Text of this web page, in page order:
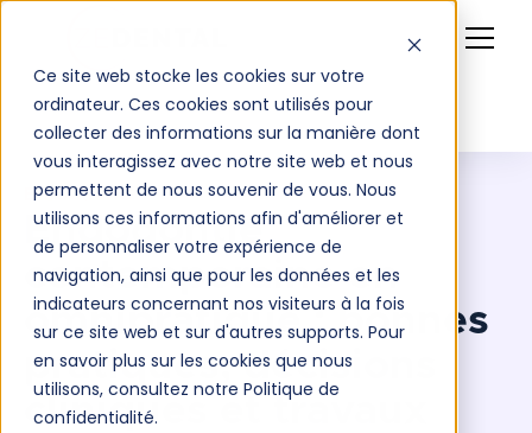
Ce site web stocke les cookies sur votre
ordinateur. Ces cookies sont utilisés pour
collecter des informations sur la manière dont
vous interagissez avec notre site web et nous
permettent de nous souvenir de vous. Nous
utilisons ces informations afin d'améliorer et
de personnaliser votre expérience de
navigation, ainsi que pour les données et les
indicateurs concernant nos visiteurs à la fois
sur ce site web et sur d'autres supports. Pour
en savoir plus sur les cookies que nous
utilisons, consultez notre Politique de
confidentialité.
E-LEARNING
Endodontie
contemporaine en
omnipratique : bonnes
pratiques, décisions
cliniques et travaux